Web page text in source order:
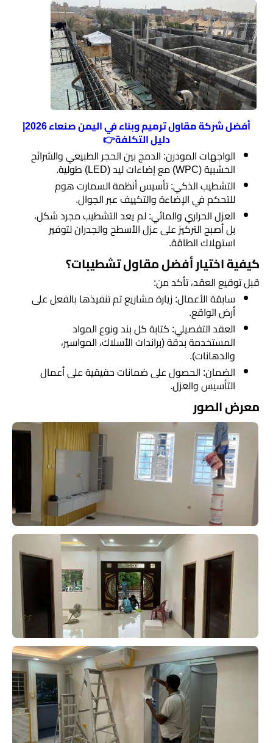
أفضل شركة مقاول ترميم وبناء في اليمن صنعاء 2026|
دليل التكلفة👉
​الواجهات المودرن: الدمج بين الحجر الطبيعي والشرائح
الخشبية (WPC) مع إضاءات ليد (LED) طولية.
​التشطيب الذكي: تأسيس أنظمة السمارت هوم
للتحكم في الإضاءة والتكييف عبر الجوال.
​العزل الحراري والمائي: لم يعد التشطيب مجرد شكل،
بل أصبح التركيز على عزل الأسطح والجدران لتوفير
استهلاك الطاقة.
​كيفية اختيار أفضل مقاول تشطيبات؟
​قبل توقيع العقد، تأكد من:
​سابقة الأعمال: زيارة مشاريع تم تنفيذها بالفعل على
أرض الواقع.
​العقد التفصيلي: كتابة كل بند ونوع المواد
المستخدمة بدقة (براندات الأسلاك، المواسير،
والدهانات).
​الضمان: الحصول على ضمانات حقيقية على أعمال
التأسيس والعزل.
معرض الصور